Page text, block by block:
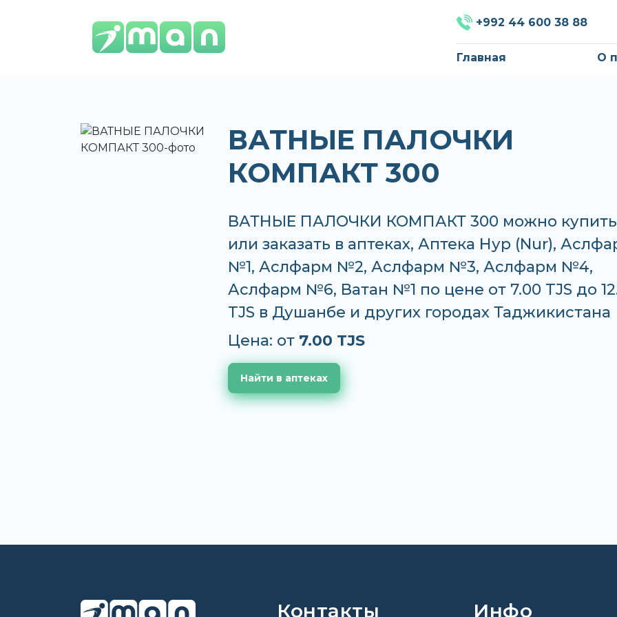
+992 44 600 38 88
Главная О
ВАТНЫЕ ПАЛОЧКИ
КОМПАКТ 300
ВАТНЫЕ ПАЛОЧКИ КОМПАКТ 300 можно купить
или заказать в аптеках, Аптека Нур (Nur),
№1, Аслфарм №2, Аслфарм №3, Аслфарм №4,
Аслфарм №6, Ватан №1 по цене от 7.00 TJS до
TJS в Душанбе и других городах Таджикистана
Цена: от 7.00 TJS
Найти в аптеках
Контакты Инфо